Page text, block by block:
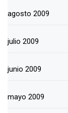
agosto 2009
julio 2009
junio 2009
mayo 2009